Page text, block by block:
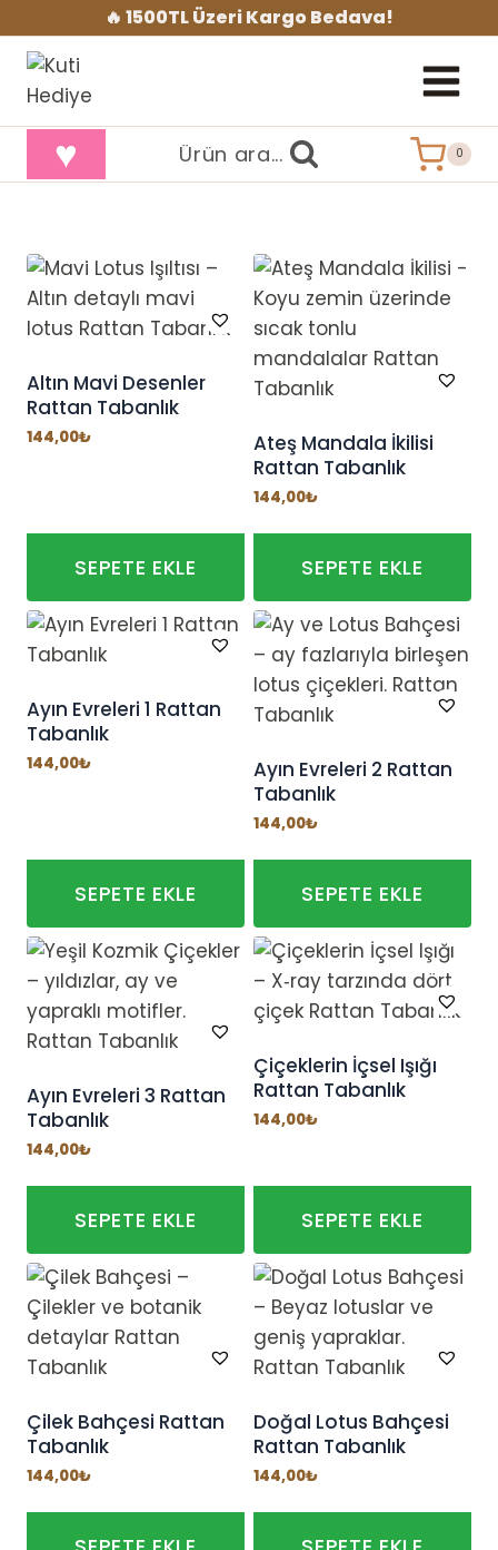
geç
🔥 1500TL Üzeri Kargo Bedava!
♥ Ürün ara... 0
Altın Mavi Desenler
Rattan Tabanlık
144,00₺
SEPETE EKLE
Ateş Mandala İkilisi
Rattan Tabanlık
144,00₺
SEPETE EKLE
Ayın Evreleri 1 Rattan
Tabanlık
144,00₺
SEPETE EKLE
Ayın Evreleri 2 Rattan
Tabanlık
144,00₺
SEPETE EKLE
Ayın Evreleri 3 Rattan
Tabanlık
144,00₺
SEPETE EKLE
Çiçeklerin İçsel Işığı
Rattan Tabanlık
144,00₺
SEPETE EKLE
Çilek Bahçesi Rattan
Tabanlık
144,00₺
Doğal Lotus Bahçesi
Rattan Tabanlık
144,00₺